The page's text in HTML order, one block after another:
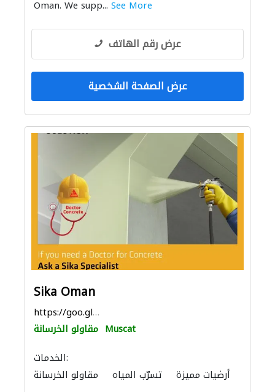
Oman. We supp... See More
عرض رقم الهاتف
عرض الصفحة الشخصية
Sika Oman
https://goo.gl/maps/pynjH5ztqcAr7e9s9
مقاولو الخرسانة Muscat
الخدمات:
مقاولو الخرسانة
تسرّب المياه أرضيات مميزة